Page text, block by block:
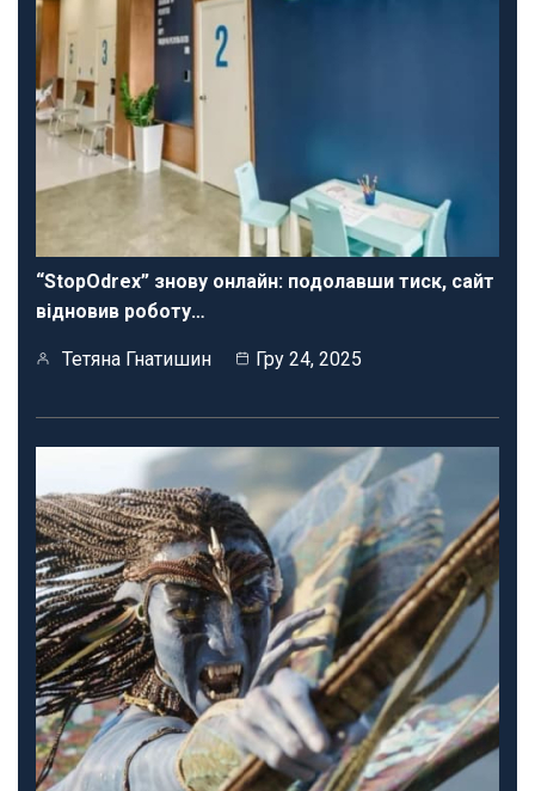
“StopOdrex” знову онлайн: подолавши тиск, сайт
відновив роботу…
Тетяна Гнатишин Гру 24, 2025